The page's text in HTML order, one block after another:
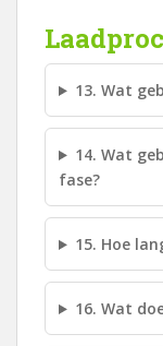
13. Wat
14. Wat
fase?
15. Hoe
16. Wat